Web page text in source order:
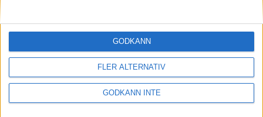
FLER ALTERNATIV
GODKÄNN INTE
GODKÄNN
ASIEN
Berlin Marathon - ett lopp genom
8 okt 1995• Arkiv• Reseberättelser från